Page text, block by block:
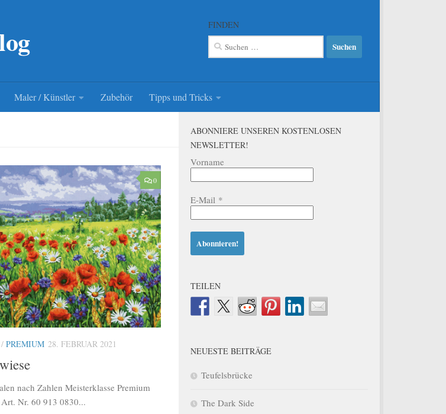
FINDEN
Suchen
nach:
Maler / Künstler Zubehör Tipps und Tricks
0
/ PREMIUM 28. FEBRUAR 2021
nach Zahlen Meisterklasse Premium
Nr. 60 913 0830...
ABONNIERE UNSEREN KOSTENLOSEN
NEWSLETTER!
Vorname
E-Mail *
TEILEN
NEUESTE BEITRÄGE
Teufelsbrücke
The Dark Side